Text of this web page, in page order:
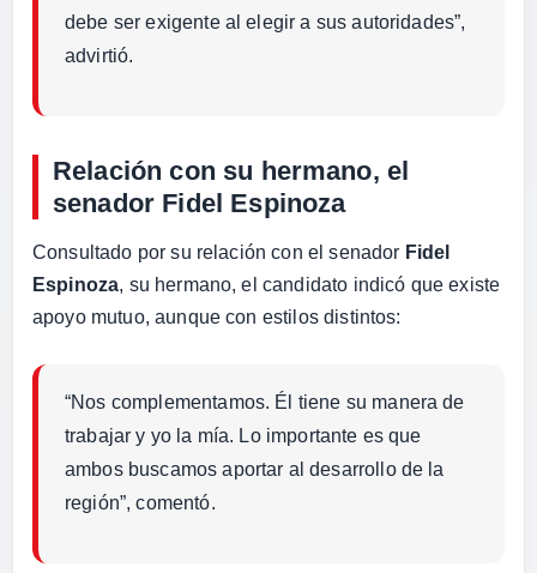
debe ser exigente al elegir a sus autoridades”,
advirtió.
Relación con su hermano, el
senador Fidel Espinoza
Consultado por su relación con el senador Fidel
Espinoza, su hermano, el candidato indicó que existe
apoyo mutuo, aunque con estilos distintos:
“Nos complementamos. Él tiene su manera de
trabajar y yo la mía. Lo importante es que
ambos buscamos aportar al desarrollo de la
región”, comentó.